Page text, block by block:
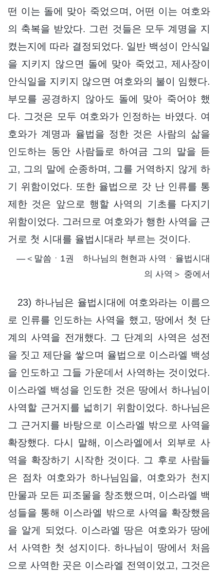
떤 이는 돌에 맞아 죽었으며, 어떤 이는 여호와
의 축복을 받았다. 그런 것들은 모두 계명을 지
켰는지에 따라 결정되었다. 일반 백성이 안식일
을 지키지 않으면 돌에 맞아 죽었고, 제사장이
안식일을 지키지 않으면 여호와의 불이 임했다.
부모를 공경하지 않아도 돌에 맞아 죽어야 했
다. 그것은 모두 여호와가 인정하는 바였다. 여
호와가 계명과 율법을 정한 것은 사람의 삶을
인도하는 동안 사람들로 하여금 그의 말을 듣
고, 그의 말에 순종하며, 그를 거역하지 않게 하
기 위함이었다. 또한 율법으로 갓 난 인류를 통
제한 것은 앞으로 행할 사역의 기초를 다지기
위함이었다. 그러므로 여호와가 행한 사역을 근
거로 첫 시대를 율법시대라 부르는 것이다.
―＜말씀ㆍ1권 하나님의 현현과 사역ㆍ율법시대
의 사역＞ 중에서
23) 하나님은 율법시대에 여호와라는 이름으
로 인류를 인도하는 사역을 했고, 땅에서 첫 단
계의 사역을 전개했다. 그 단계의 사역은 성전
을 짓고 제단을 쌓으며 율법으로 이스라엘 백성
을 인도하고 그들 가운데서 사역하는 것이었다.
이스라엘 백성을 인도한 것은 땅에서 하나님이
사역할 근거지를 넓히기 위함이었다. 하나님은
그 근거지를 바탕으로 이스라엘 밖으로 사역을
확장했다. 다시 말해, 이스라엘에서 외부로 사
역을 확장하기 시작한 것이다. 그 후로 사람들
은 점차 여호와가 하나님임을, 여호와가 천지
만물과 모든 피조물을 창조했으며, 이스라엘 백
성들을 통해 이스라엘 밖으로 사역을 확장했음
을 알게 되었다. 이스라엘 땅은 여호와가 땅에
서 사역한 첫 성지이다. 하나님이 땅에서 처음
으로 사역한 곳은 이스라엘 전역이었고, 그것은